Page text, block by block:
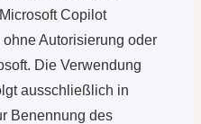
Copilot
Autorisierung oder
Die Verwendung
ausschließlich in
Benennung des